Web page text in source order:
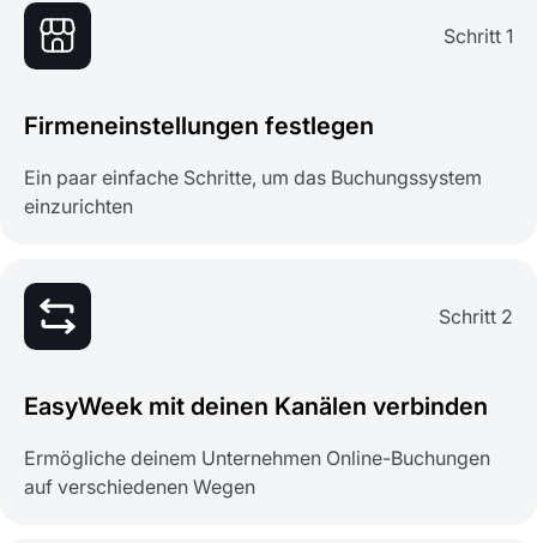
Schritt 1
Firmeneinstellungen festlegen
Ein paar einfache Schritte, um das Buchungssystem
einzurichten
Schritt 2
EasyWeek mit deinen Kanälen verbinden
Ermögliche deinem Unternehmen Online-Buchungen
auf verschiedenen Wegen